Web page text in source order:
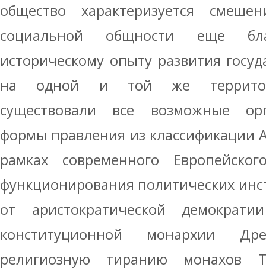
общество характеризуется
социальной общности еще
историческому опыту развития
на одной и той же
существовали все возможные
формы правления из классификации
рамках современного
функционирования политических
от аристократической
конституционной монархии
религиозную тиранию монахов